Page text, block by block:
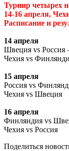
Турнир четырех
14-16 апреля,
Расписание и
14 апреля
Швеция vs Россия
Чехия vs
15 апреля
Россия vs
Чехия vs Швеция
16 апреля
Финляндия vs
Чехия vs Россия
Поделиться